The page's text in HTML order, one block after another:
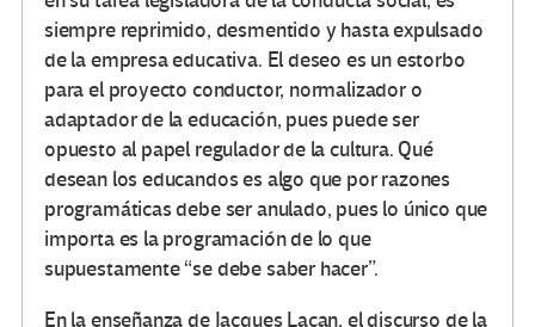
siempre reprimido, desmentido y hasta expulsado
de la empresa educativa. El deseo es un estorbo
para el proyecto conductor, normalizador o
adaptador de la educación, pues puede ser
opuesto al papel regulador de la cultura. Qué
desean los educandos es algo que por razones
programáticas debe ser anulado, pues lo único que
importa es la programación de lo que
supuestamente “se debe saber hacer”.
En la enseñanza de Jacques Lacan, el discurso de la